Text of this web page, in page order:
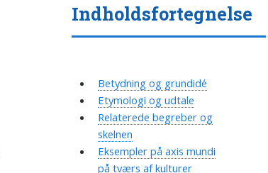
Indholdsfortegnelse
Betydning og grundidé
Etymologi og udtale
Relaterede begreber og
skelnen
Eksempler på axis mundi
på tværs af kulturer